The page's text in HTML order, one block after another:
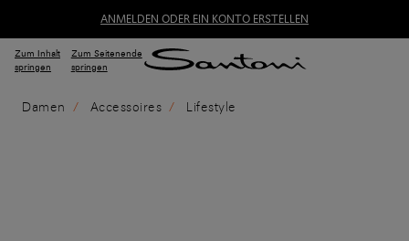
ANMELDEN ODER EIN KONTO ERSTELLEN
Zum Inhalt
springen
Zum Seitenende
springen
Damen Accessoires Lifestyle